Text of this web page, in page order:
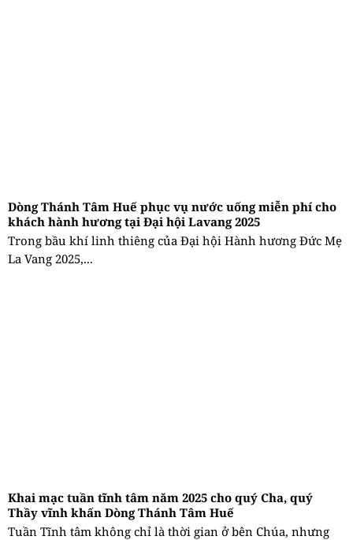
Dòng Thánh Tâm Huế phục vụ nước uống miễn phí cho
khách hành hương tại Đại hội Lavang 2025
Trong bầu khí linh thiêng của Đại hội Hành hương Đức Mẹ
La Vang 2025,...
Khai mạc tuần tĩnh tâm năm 2025 cho quý Cha, quý
Thầy vĩnh khấn Dòng Thánh Tâm Huế
Tuần Tĩnh tâm không chỉ là thời gian ở bên Chúa, nhưng